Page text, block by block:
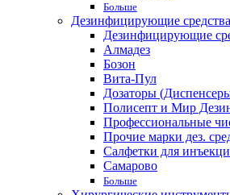
Больше
Дезинфицирующие средства
Дезинфицирующие
Алмадез
Бозон
Вита-Пул
Дозаторы
Полисепт и Мир
Профессиональные
Прочие марки дез.
Салфетки для
Самарово
Больше